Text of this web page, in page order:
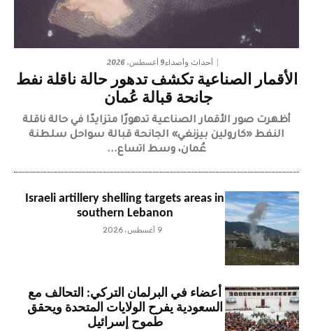
أحداث وأصداء9 أغسطس، 2026
الأقمار الصناعية تكشف تدهور حالة ناقلة نفط
جانحة قبالة عُمان
أظهرت صور الأقمار الصناعية تدهورًا متزايدًا في حالة ناقلة
النفط «كارولين بيزنغي» الجانحة قبالة سواحل سلطنة
عُمان، وسط اتساع...
Israeli artillery shelling targets areas in
southern Lebanon
9 أغسطس، 2026
أعضاء في البرلمان التركي: التحالف مع
السعودية يفرح الولايات المتحدة ويحقق
طموح إسرائيل